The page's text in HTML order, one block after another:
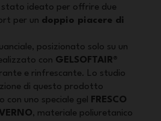
stato ideato per offrire due
per un doppio piacere di
posizionato solo su un
con GELSOFTAIR®
e rinfrescante. Lo studio
di questo prodotto
con uno speciale gel FRESCO
, materiale poliuretanico